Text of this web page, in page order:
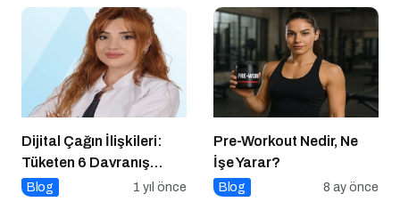
Dijital Çağın İlişkileri:
Tüketen 6 Davranış
Biçimi
Blog 1 yıl önce
Pre-Workout Nedir, Ne
İşe Yarar?
Blog 8 ay önce